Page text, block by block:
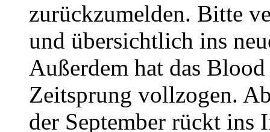
zurückzumelden. Bitte
und übersichtlich ins
Außerdem hat das
Zeitsprung vollzogen.
der September rückt ins